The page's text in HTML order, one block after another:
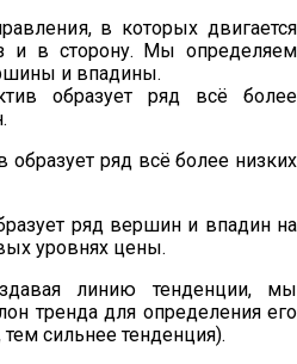
в которых двигается
и в сторону. Мы определяем
и впадины.
образует ряд всё более
ряд всё более низких
ряд вершин и впадин на
уровнях цены.
линию тенденции, мы
тренда для определения его
сильнее тенденция).